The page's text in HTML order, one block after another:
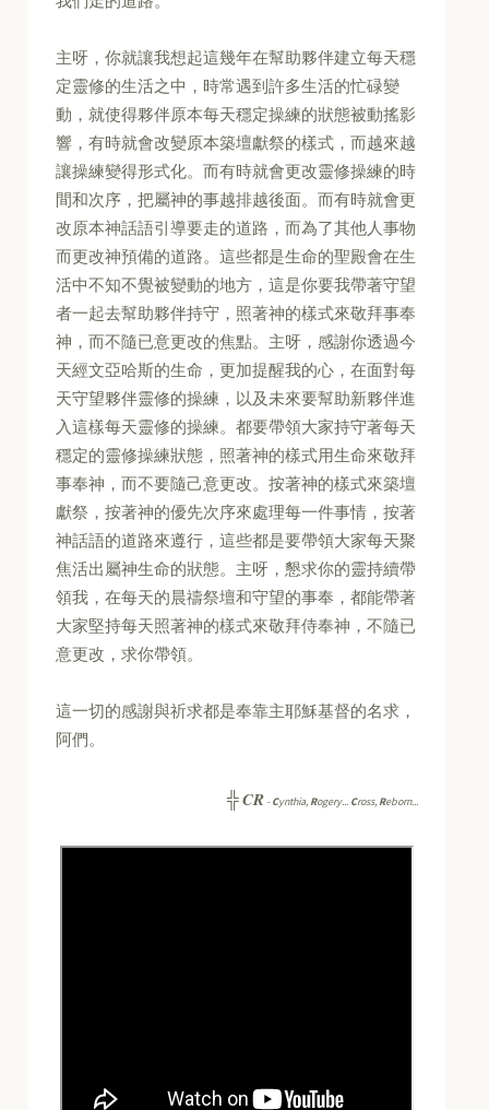
主呀，你就讓我想起這幾年在幫助夥伴建立每天穩
定靈修的生活之中，時常遇到許多生活的忙碌變
動，就使得夥伴原本每天穩定操練的狀態被動搖影
響，有時就會改變原本築壇獻祭的樣式，而越來越
讓操練變得形式化。而有時就會更改靈修操練的時
間和次序，把屬神的事越排越後面。而有時就會更
改原本神話語引導要走的道路，而為了其他人事物
而更改神預備的道路。這些都是生命的聖殿會在生
活中不知不覺被變動的地方，這是你要我帶著守望
者一起去幫助夥伴持守，照著神的樣式來敬拜事奉
神，而不隨已意更改的焦點。主呀，感謝你透過今
天經文亞哈斯的生命，更加提醒我的心，在面對每
天守望夥伴靈修的操練，以及未來要幫助新夥伴進
入這樣每天靈修的操練。都要帶領大家持守著每天
穩定的靈修操練狀態，照著神的樣式用生命來敬拜
事奉神，而不要隨己意更改。按著神的樣式來築壇
獻祭，按著神的優先次序來處理每一件事情，按著
神話語的道路來遵行，這些都是要帶領大家每天聚
焦活出屬神生命的狀態。主呀，懇求你的靈持續帶
領我，在每天的晨禱祭壇和守望的事奉，都能帶著
大家堅持每天照著神的樣式來敬拜侍奉神，不隨已
意更改，求你帶領。
這一切的感謝與祈求都是奉靠主耶穌基督的名求，
阿們。
╬CR -Cynthia, Rogery... Cross, Reborn...